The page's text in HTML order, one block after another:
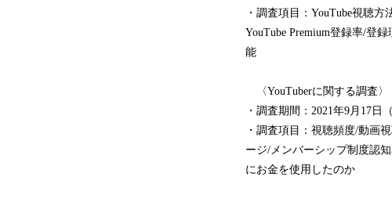
・調査項目：YouTube視聴
YouTube Premium登録率/登
能
〈YouTuberに関する調査〉
・調査期間：2021年9月17日
・調査項目：視聴頻度/動画
ージ/メンバーシップ制度認
にお金を使用したのか